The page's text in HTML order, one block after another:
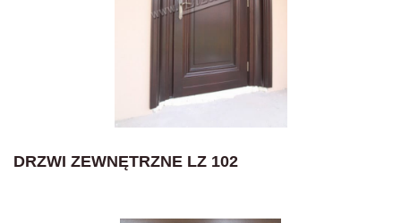
DRZWI ZEWNĘTRZNE LZ 102